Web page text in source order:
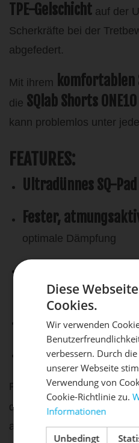
TPE-Gelschicht auf der
Scherkräfte bei der
abgefedert.
Mit ihrem
die SQlab Shorts ONE10
kann problemlos unter
FEATURES:
Ultradünnes SQ-
Fester,
optimale Dämpfung
Treten
Bequemer Schnitt,
Perfekt für eine
Für die optimale Passform
der
Hüftumfang
an der breitesten Stelle
DIE SONNE
RAD
Mach dein Bike
ihm den Service,
Diese
Cookies.
Wir verwenden
verbessern. Durch
unserer Webseite
Verwendung von
Cookie-Richtlinie zu.
Informationen
Unbedingt